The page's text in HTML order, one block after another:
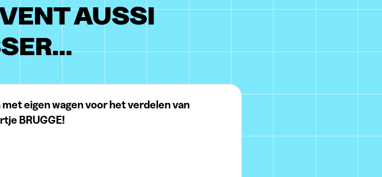
AUSSI
eigen wagen voor het verdelen van
BRUGGE!